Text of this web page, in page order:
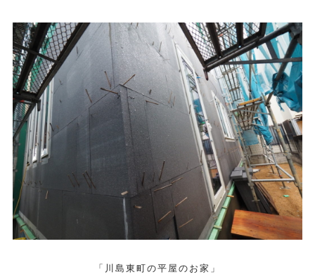
「川島東町の平屋のお家」